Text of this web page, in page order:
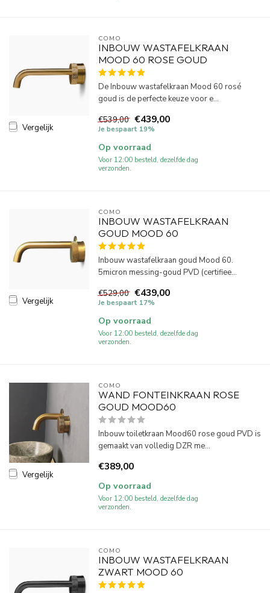
Vergelijk
COMO
INBOUW WASTAFELKRAAN
MOOD 60 ROSE GOUD
De Inbouw wastafelkraan Mood 60 rosé
goud is de perfecte keuze voor e...
€539,00 €439,00
Je bespaart 19%
Op voorraad
Voor 12:00 besteld, dezelfde dag
verzonden.
Vergelijk
COMO
INBOUW WASTAFELKRAAN
GOUD MOOD 60
Inbouw wastafelkraan goud Mood 60.
5micron messing-goud PVD (certifiee...
€529,00 €439,00
Je bespaart 17%
Op voorraad
Voor 12:00 besteld, dezelfde dag
verzonden.
Vergelijk
COMO
WAND FONTEINKRAAN ROSE
GOUD MOOD60
Inbouw toiletkraan Mood60 rose goud PVD is
gemaakt van volledig DZR me...
€389,00
Op voorraad
Voor 12:00 besteld, dezelfde dag
verzonden.
COMO
INBOUW WASTAFELKRAAN
ZWART MOOD 60